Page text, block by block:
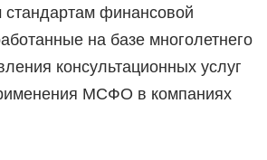
финансовой
на базе многолетнего
консультационных услуг
МСФО в компаниях